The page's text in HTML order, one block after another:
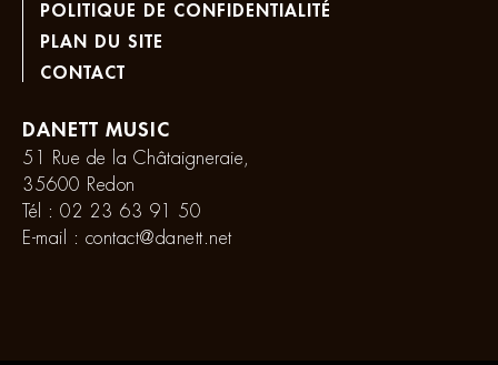
POLITIQUE DE CONFIDENTIALITÉ
PLAN DU SITE
CONTACT
DANETT MUSIC
51 Rue de la Châtaigneraie,
35600 Redon
Tél : 02 23 63 91 50
E-mail : contact@danett.net